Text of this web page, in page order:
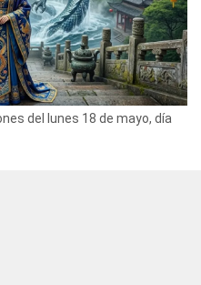
del lunes 18 de mayo, día